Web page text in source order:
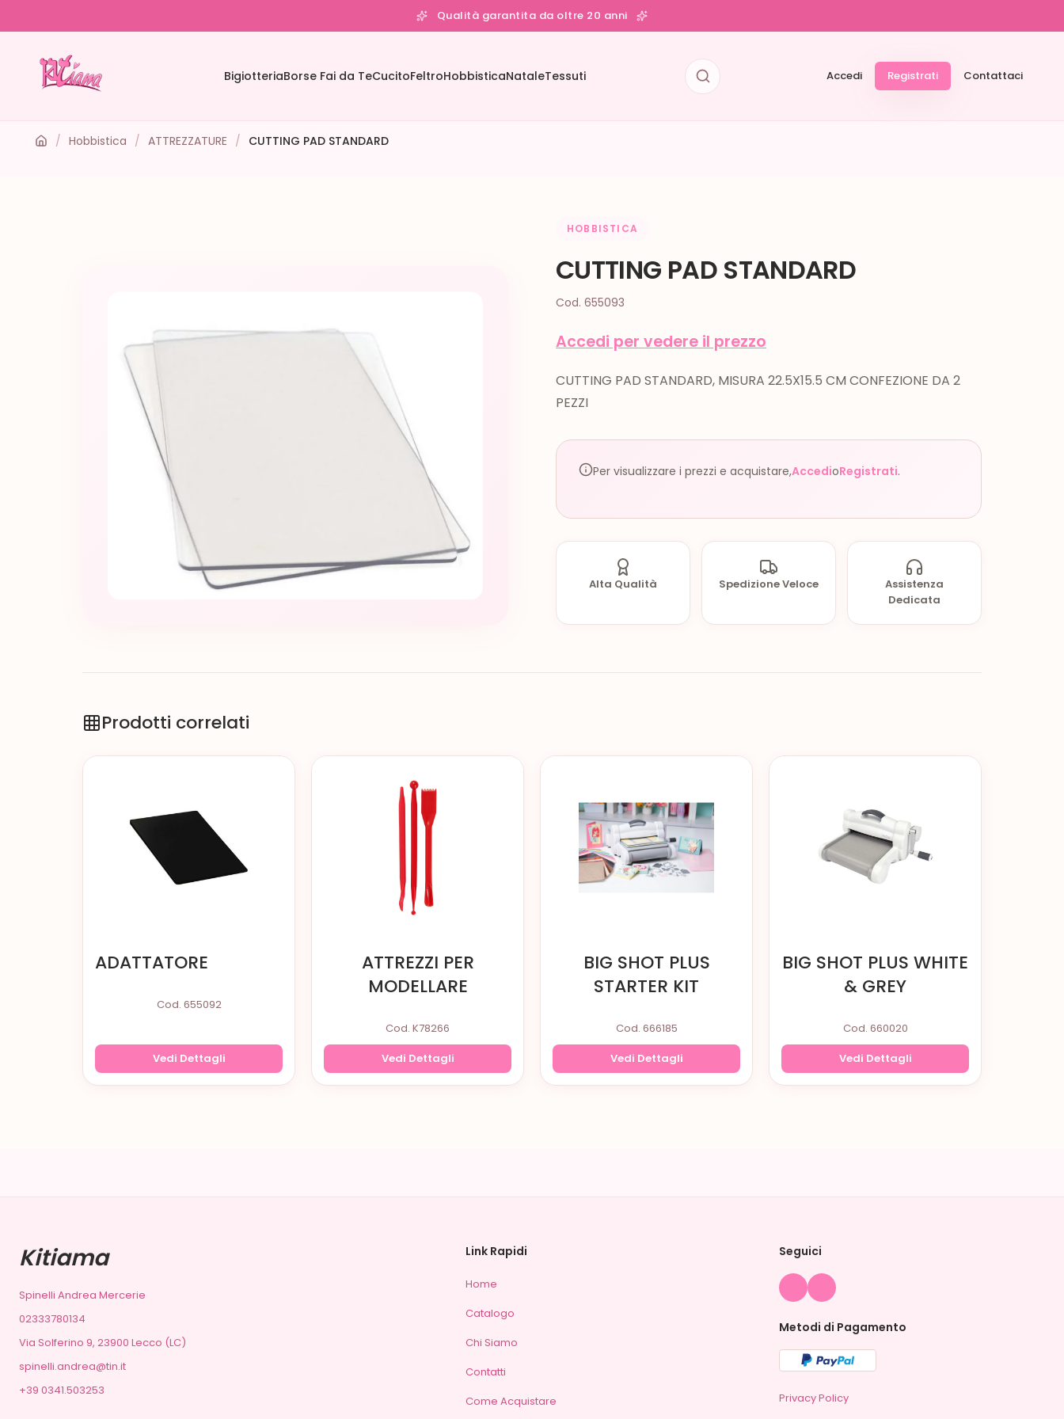
Qualità garantita da oltre 20 anni
BigiotteriaBorse Fai da TeCucitoFeltroHobbisticaNataleTessuti Accedi Registrati Contattaci
/ Hobbistica / ATTREZZATURE / CUTTING PAD STANDARD
HOBBISTICA
CUTTING PAD STANDARD
Cod. 655093
Accedi per vedere il prezzo
CUTTING PAD STANDARD, MISURA 22.5X15.5 CM CONFEZIONE DA 2
PEZZI
Per visualizzare i prezzi e acquistare,AccedioRegistrati.
Alta Qualità Spedizione Veloce
Assistenza
Dedicata
Prodotti correlati
ADATTATORE
Cod. 655092
Vedi Dettagli
ATTREZZI PER
MODELLARE
Cod. K78266
Vedi Dettagli
BIG SHOT PLUS
STARTER KIT
Cod. 666185
Vedi Dettagli
BIG SHOT PLUS WHITE
& GREY
Cod. 660020
Vedi Dettagli
Kitiama
Spinelli Andrea Mercerie
02333780134
Via Solferino 9, 23900 Lecco (LC)
spinelli.andrea@tin.it
+39 0341.503253
Link Rapidi
Home
Catalogo
Chi Siamo
Contatti
Come Acquistare
Seguici
Metodi di Pagamento
Privacy Policy